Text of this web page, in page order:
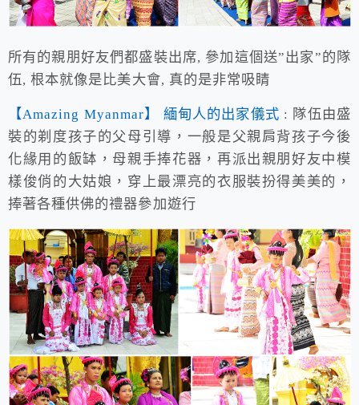
所有的親朋好友們都盛裝出席, 參加這個送”出家”的隊
伍, 根本就像是比美大會, 真的是非常吸睛
【Amazing Myanmar】 緬甸人的出家儀式 : 隊伍由盛
裝的剃度孩子的父母引導，一般是父親肩背孩子今後
化緣用的飯缽，母親手捧花器，再派出親朋好友中模
樣俊俏的大姑娘，穿上最漂亮的衣服裝扮得美美的，
捧著各種供佛的禮器參加遊行